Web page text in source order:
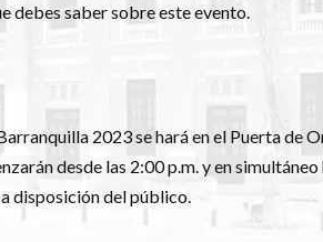
debes saber sobre este evento.
2023 se hará en el Puerta de
desde las 2:00 p.m. y en
disposición del público.